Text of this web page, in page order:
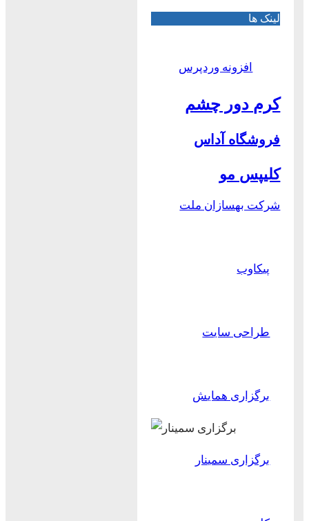
لینک ها
افزونه وردپرس
کرم دور چشم
فروشگاه آداس
کلیپس مو
شرکت بهسازان ملت
پیکاوب
طراحی سایت
برگزاری همایش
برگزاری سمینار